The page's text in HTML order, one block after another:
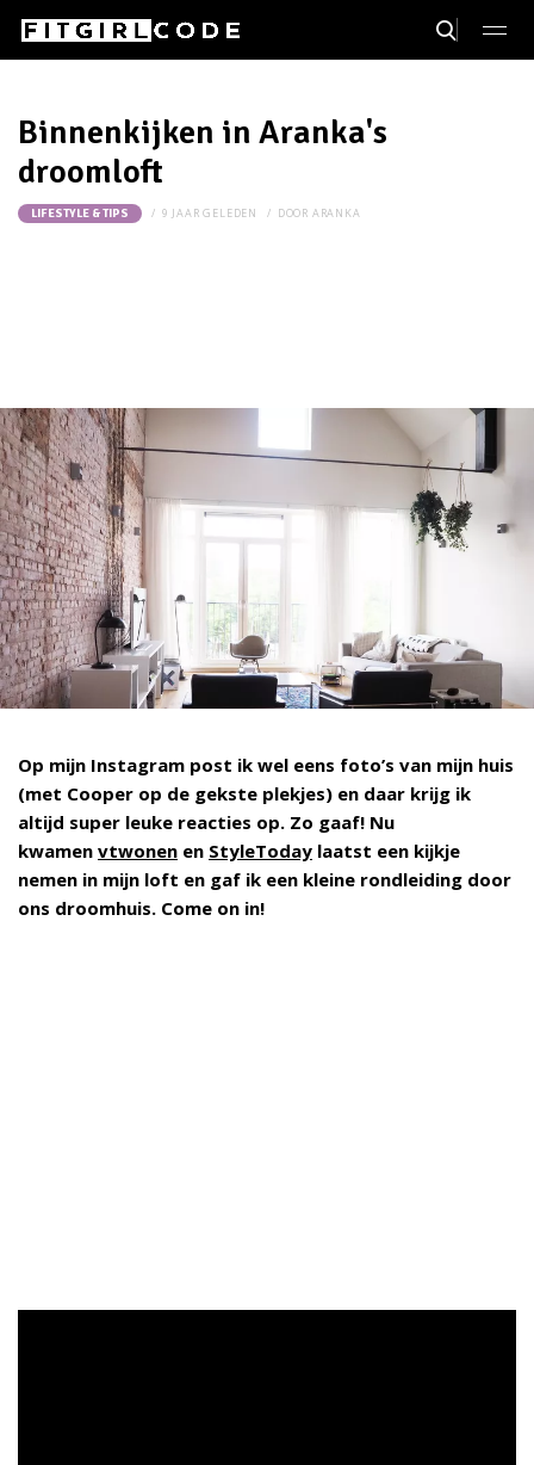
Binnenkijken in Aranka's
droomloft
LIFESTYLE & TIPS 9 JAAR GELEDEN DOOR ARANKA
Op mijn Instagram post ik wel eens foto’s van mijn huis
(met Cooper op de gekste plekjes) en daar krijg ik
altijd super leuke reacties op. Zo gaaf! Nu
kwamen vtwonen en StyleToday laatst een kijkje
nemen in mijn loft en gaf ik een kleine rondleiding door
ons droomhuis. Come on in!